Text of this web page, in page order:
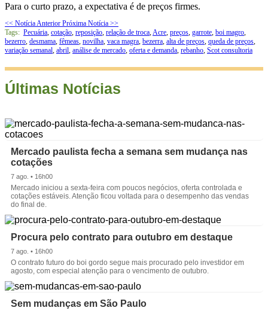
Para o curto prazo, a expectativa é de preços firmes.
<< Notícia Anterior Próxima Notícia >>
Tags: Pecuária, cotação, reposição, relação de troca,Acre, preços, garrote, boi magro,
bezerro, desmama, fêmeas, novilha, vaca magra, bezerra, alta de preços, queda de preços,
variação semanal, abril, análise de mercado, oferta e demanda, rebanho, Scot consultoria
Últimas Notícias
Mercado paulista fecha a semana sem mudança nas
cotações
7 ago. • 16h00
Mercado iniciou a sexta-feira com poucos negócios, oferta controlada e
cotações estáveis. Atenção ficou voltada para o desempenho das vendas
do final de.
Procura pelo contrato para outubro em destaque
7 ago. • 16h00
O contrato futuro do boi gordo segue mais procurado pelo investidor em
agosto, com especial atenção para o vencimento de outubro.
Sem mudanças em São Paulo